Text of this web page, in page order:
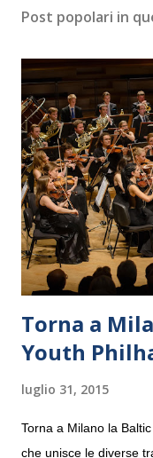
Post popolari in
Torna a
Youth
luglio 31, 2015
Torna a Milano la
che unisce le diverse